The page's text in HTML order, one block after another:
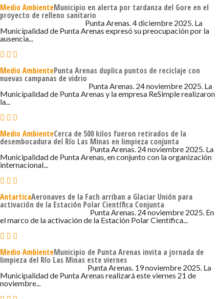
Medio AmbienteMunicipio en alerta por tardanza del Gore en el
proyecto de relleno sanitario
4 DE DICIEMBRE DE 2025 - 11:00 Punta Arenas. 4 diciembre 2025. La
Municipalidad de Punta Arenas expresó su preocupación por la
ausencia...
Medio AmbientePunta Arenas duplica puntos de reciclaje con
nuevas campanas de vidrio
24 DE NOVIEMBRE DE 2025 - 5:19 Punta Arenas. 24 noviembre 2025. La
Municipalidad de Punta Arenas y la empresa ReSimple realizaron
la...
Medio AmbienteCerca de 500 kilos fueron retirados de la
desembocadura del Río Las Minas en limpieza conjunta
Punta Arenas. 24 noviembre 2025. La
Municipalidad de Punta Arenas, en conjunto con la organización
internacional...
AntarticaAeronaves de la Fach arriban a Glaciar Unión para
activación de la Estación Polar Científica Conjunta
Punta Arenas. 24 noviembre 2025. En
el marco de la activación de la Estación Polar Científica...
Medio AmbienteMunicipio de Punta Arenas invita a jornada de
limpieza del Río Las Minas este viernes
19 DE NOVIEMBRE DE 2025 - 1:07 Punta Arenas. 19 noviembre 2025. La
Municipalidad de Punta Arenas realizará este viernes 21 de
noviembre...